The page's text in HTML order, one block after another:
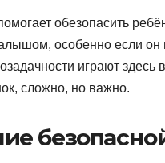
обезопасить
особенно если он
играют
сложно, но важно.